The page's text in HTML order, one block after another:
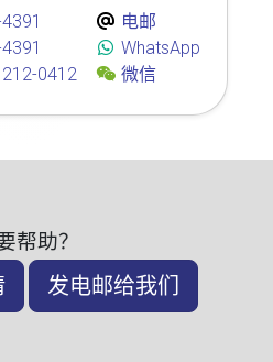
0412
电邮
WhatsApp
微信
帮助？
发电邮给我们